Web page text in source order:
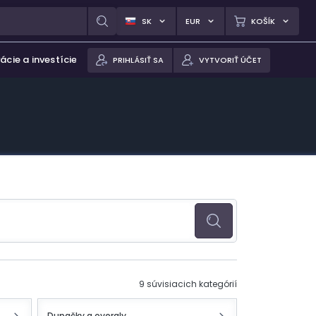
SK EUR KOŠÍK
a investície PRIHLÁSIŤ SA VYTVORIŤ ÚČET
9 súvisiacich kategórií